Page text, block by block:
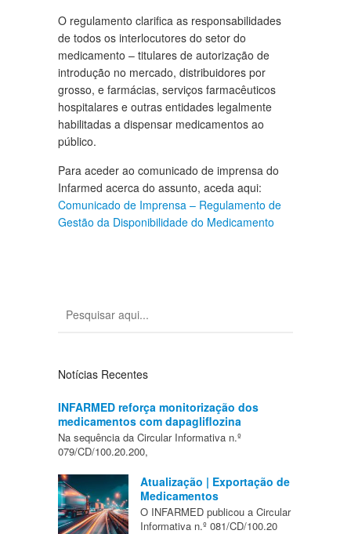
O regulamento clarifica as responsabilidades
de todos os interlocutores do setor do
medicamento – titulares de autorização de
introdução no mercado, distribuidores por
grosso, e farmácias, serviços farmacêuticos
hospitalares e outras entidades legalmente
habilitadas a dispensar medicamentos ao
público.
Para aceder ao comunicado de imprensa do
Infarmed acerca do assunto, aceda aqui:
Comunicado de Imprensa – Regulamento de
Gestão da Disponibilidade do Medicamento
Notícias Recentes
INFARMED reforça monitorização dos
medicamentos com dapagliflozina
Na sequência da Circular Informativa n.º
079/CD/100.20.200,
Atualização | Exportação de
Medicamentos
O INFARMED publicou a Circular
Informativa n.º 081/CD/100.20